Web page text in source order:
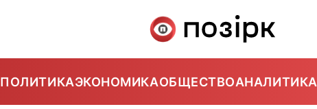
ПОЛИТИКАЭКОНОМИКАОБЩЕСТВОАНАЛИТИКА